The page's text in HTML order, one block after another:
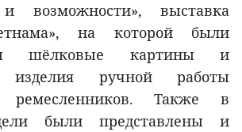
возможности», выставка
на которой были
шёлковые картины и
изделия ручной работы
ремесленников. Также в
были представлены и